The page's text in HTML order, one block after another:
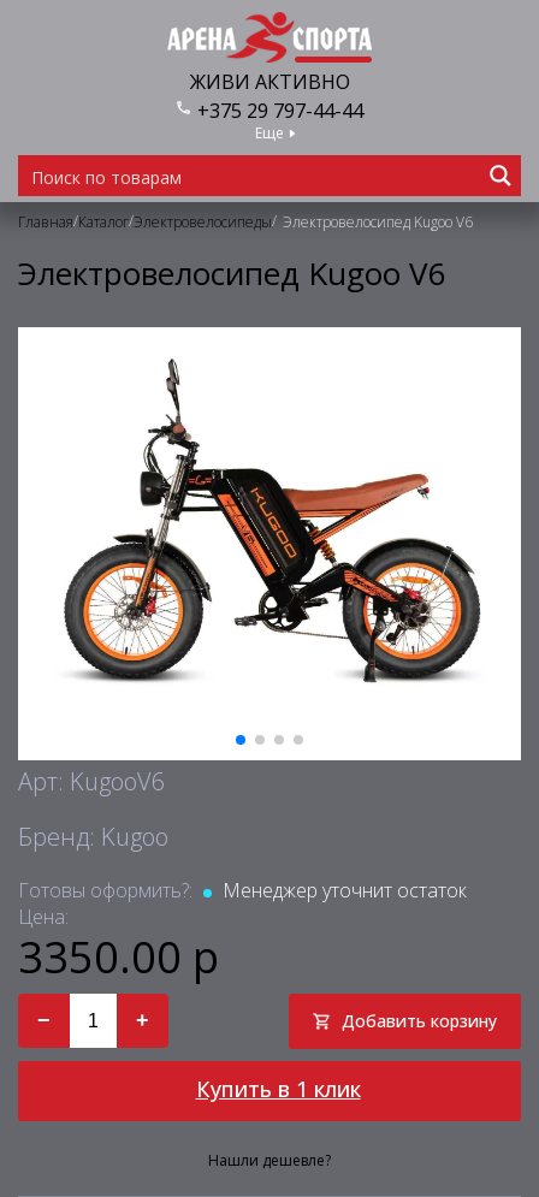
ЖИВИ АКТИВНО
+375 29 797-44-44
Еще
Главная/Каталог/Электровелосипеды/ Электровелосипед Kugoo V6
Электровелосипед Kugoo V6
Арт: KugooV6
Бренд: Kugoo
Готовы оформить?:
Менеджер уточнит остаток
Цена:
3350.00 р
− + Добавить корзину
Купить в 1 клик
Нашли дешевле?